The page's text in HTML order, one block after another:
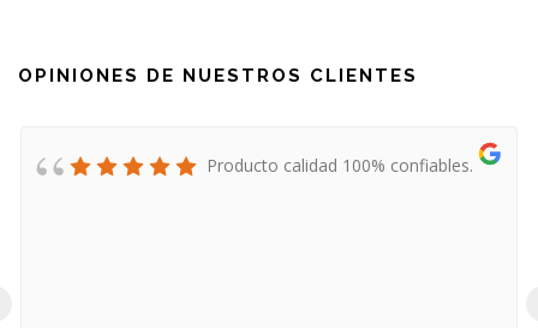
OPINIONES DE NUESTROS CLIENTES
Producto calidad 100% confiables.